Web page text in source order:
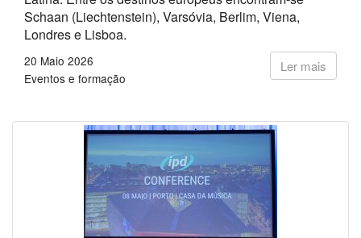
Schaan (Liechtenstein), Varsóvia, Berlim, Viena,
Londres e Lisboa.
Ler mais
20 Maio 2026
Eventos e formação